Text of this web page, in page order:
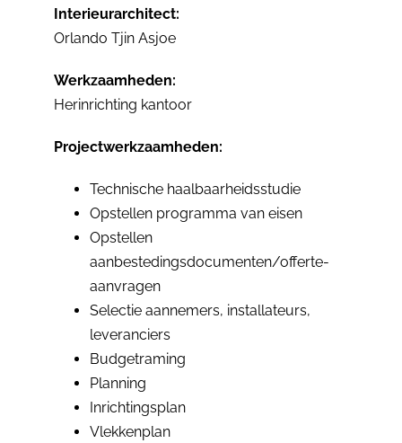
Interieurarchitect:
Orlando Tjin Asjoe
Werkzaamheden:
Herinrichting kantoor
Projectwerkzaamheden:
Technische haalbaarheidsstudie
Opstellen programma van eisen
Opstellen
aanbestedingsdocumenten/offerte-
aanvragen
Selectie aannemers, installateurs,
leveranciers
Budgetraming
Planning
Inrichtingsplan
Vlekkenplan